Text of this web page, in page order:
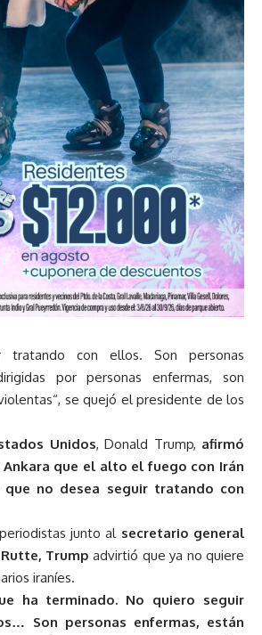
tratando con ellos. Son personas
por personas enfermas, son
se quejó el presidente de los
Unidos, Donald Trump, afirmó
que el alto el fuego con Irán
que no desea seguir tratando con
junto alsecretario general
Rutte, Trumpadvirtió que ya no quiere
iraníes.
ha terminado. No quiero seguir
Son personas enfermas, están